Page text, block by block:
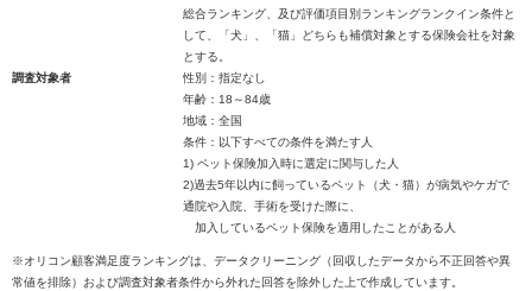
総合ランキング、及び評価項目別ランキングランクイン条件と
して、「犬」、「猫」どちらも補償対象とする保険会社を対象
とする。
調査対象者
性別：指定なし
年齢：18～84歳
地域：全国
条件：以下すべての条件を満たす人
1) ペット保険加入時に選定に関与した人
2)過去5年以内に飼っているペット（犬・猫）が病気やケガで
通院や入院、手術を受けた際に、
加入しているペット保険を適用したことがある人
※オリコン顧客満足度ランキングは、データクリーニング（回収したデータから不正回答や異
常値を排除）および調査対象者条件から外れた回答を除外した上で作成しています。